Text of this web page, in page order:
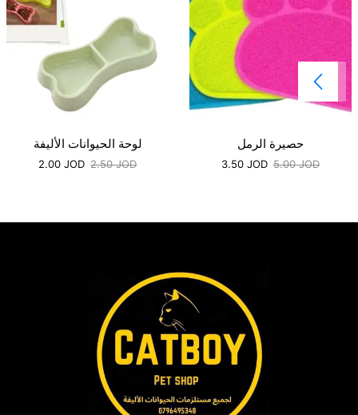
حصيرة الرمل
5.00JOD
3.50 JOD
لوحة الحيوانات الأليفة
2.50JOD
2.00JOD